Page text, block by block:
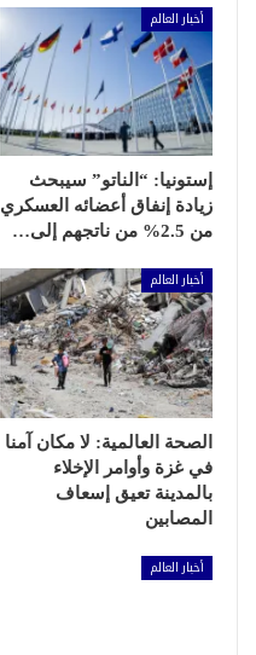
أخبار العالم
إستونيا: “الناتو” سيبحث
زيادة إنفاق أعضائه العسكري
من 2.5% من ناتجهم إلى…
أخبار العالم
الصحة العالمية: لا مكان آمنا
في غزة وأوامر الإخلاء
بالمدينة تعيق إسعاف
المصابين
أخبار العالم